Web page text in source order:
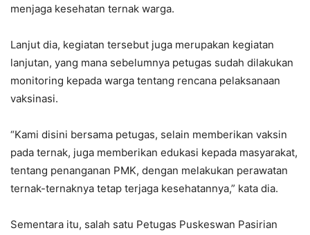
menjaga kesehatan ternak warga.
Lanjut dia, kegiatan tersebut juga merupakan kegiatan
lanjutan, yang mana sebelumnya petugas sudah dilakukan
monitoring kepada warga tentang rencana pelaksanaan
vaksinasi.
“Kami disini bersama petugas, selain memberikan vaksin
pada ternak, juga memberikan edukasi kepada masyarakat,
tentang penanganan PMK, dengan melakukan perawatan
ternak-ternaknya tetap terjaga kesehatannya,” kata dia.
Sementara itu, salah satu Petugas Puskeswan Pasirian